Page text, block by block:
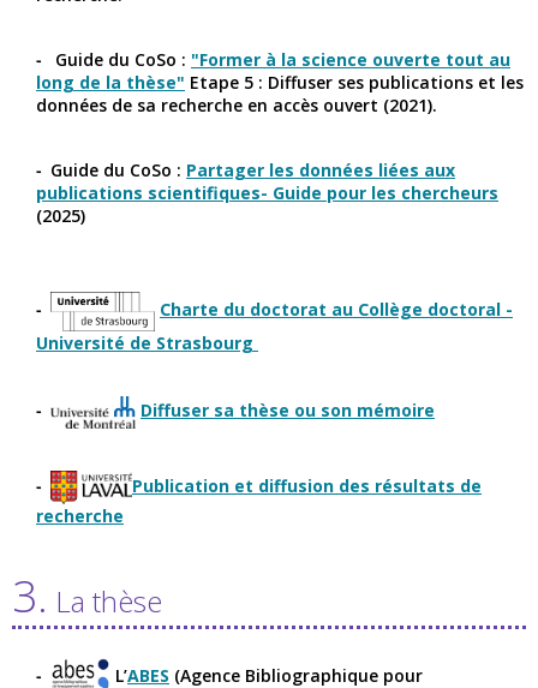
Guide du CoSo : "Former à la science ouverte tout au
long de la thèse" Etape 5 : Diffuser ses publications et les
données de sa recherche en accès ouvert (2021).
Guide du CoSo : Partager les données liées aux
publications scientifiques- Guide pour les chercheurs
(2025)
Charte du doctorat au Collège doctoral -
Université de Strasbourg
Diffuser sa thèse ou son mémoire
Publication et diffusion des résultats de
recherche
3. La thèse
L’ABES (Agence Bibliographique pour